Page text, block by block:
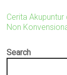
Cerita
Non
Search